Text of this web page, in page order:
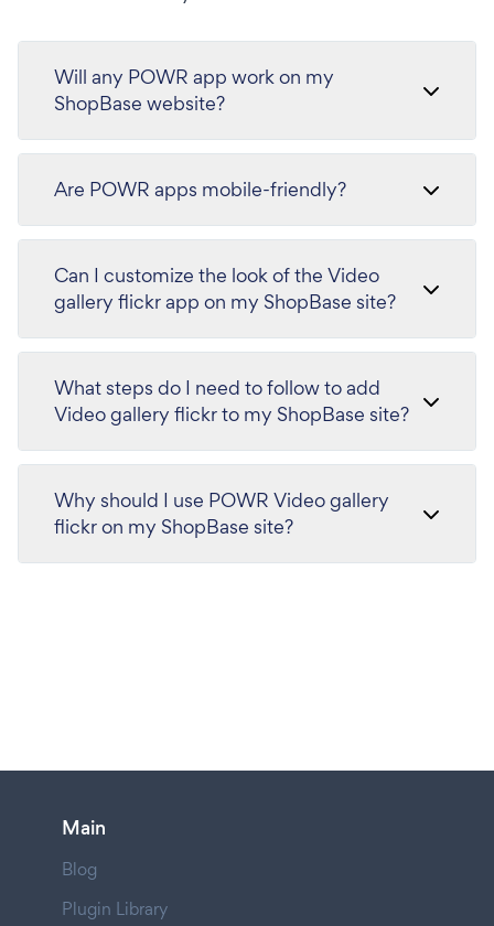
Will any POWR app work on my
ShopBase website?
Are POWR apps mobile-friendly?
Can I customize the look of the Video
gallery flickr app on my ShopBase site?
What steps do I need to follow to add
Video gallery flickr to my ShopBase site?
Why should I use POWR Video gallery
flickr on my ShopBase site?
Main
Blog
Plugin Library